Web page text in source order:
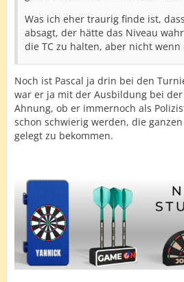
Was ich eher traurig finde ist,
absagt, der hätte das Niveau
die TC zu halten, aber nicht wenn
Noch ist Pascal ja drin bei den
war er ja mit der Ausbildung bei
Ahnung, ob er immernoch als
schon schwierig werden, die
gelegt zu bekommen.